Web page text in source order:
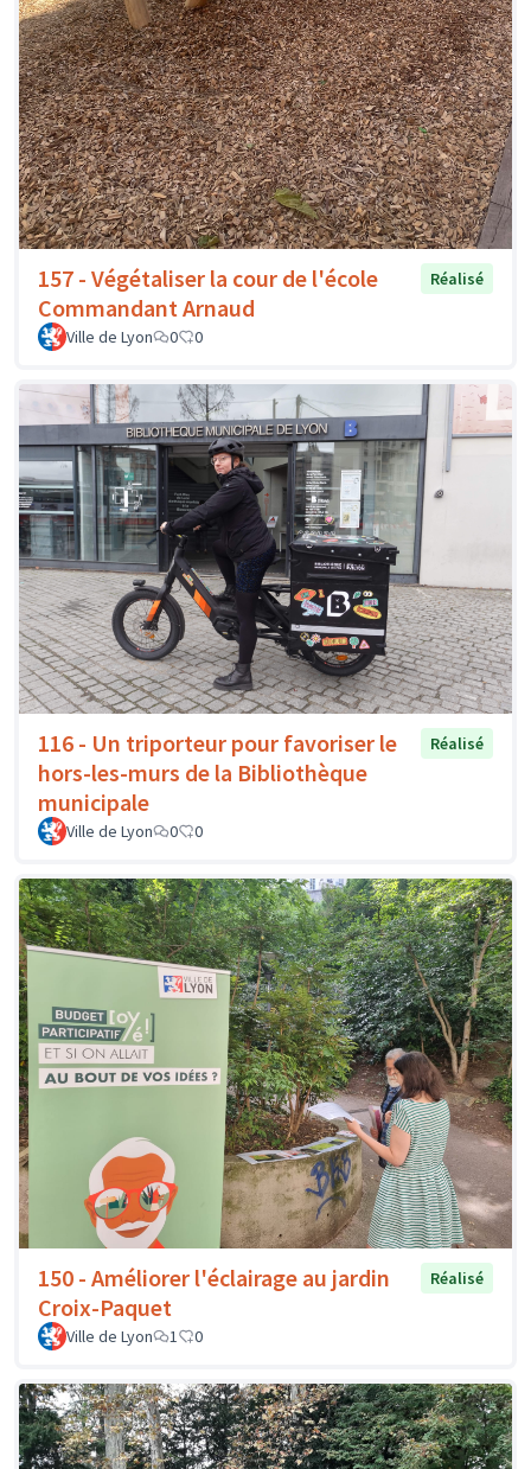
157 - Végétaliser la cour de l'école
Commandant Arnaud
Réalisé
Ville de Lyon 0 0
116 - Un triporteur pour favoriser le
hors-les-murs de la Bibliothèque
municipale
Réalisé
Ville de Lyon 0 0
150 - Améliorer l'éclairage au jardin
Croix-Paquet
Réalisé
Ville de Lyon 1 0